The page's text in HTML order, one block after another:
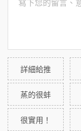
詳細給推
蒸的很蚌
很實用！